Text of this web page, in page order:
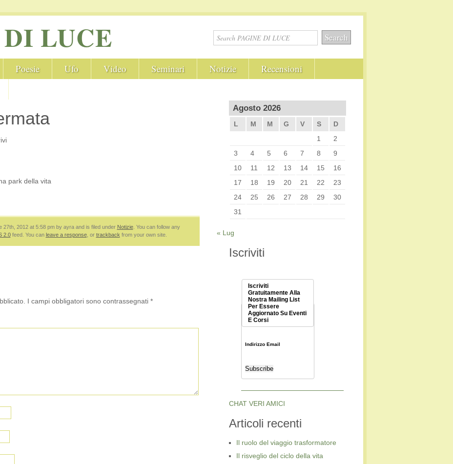
LUCE
Poesie Ufo Video Seminari Notizie
Recensioni
park della vita
2012 at 5:58 pm by ayra and is filed under Notizie. You can follow any
2.0feed. You can leave a response, or trackback from your own site.
I campi obbligatori sono contrassegnati *
Agosto 2026
L M M G V S
D
1
2
3
4 5 6 7 8
9
10
11 12 13 14 15
16
17
18 19 20 21 22
23
24
25 26 27 28 29
30
31
« Lug
Iscriviti
Iscriviti
Gratuitamente Alla
Nostra Mailing List
Per Essere
Aggiornato Su Eventi
E Corsi
Indirizzo Email
CHAT VERI AMICI
Articoli recenti
Il ruolo del viaggio trasformatore
Il risveglio del ciclo della vita